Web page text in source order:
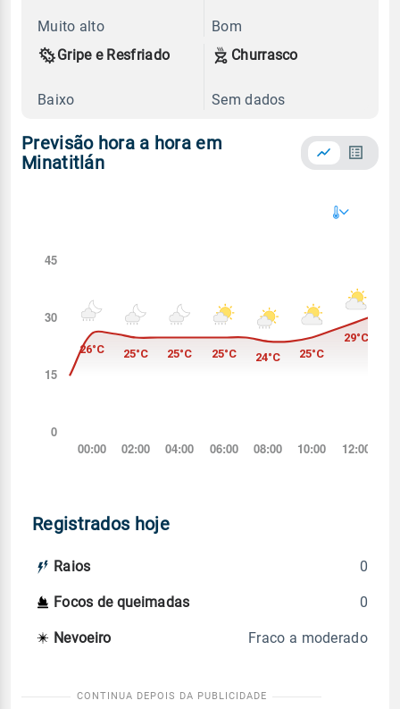
Muito alto
Bom
Gripe e Resfriado
Baixo
Churrasco
Sem dados
Previsão hora a hora em
Minatitlán
Registrados hoje
Raios 0
Focos de queimadas 0
Nevoeiro Fraco a moderado